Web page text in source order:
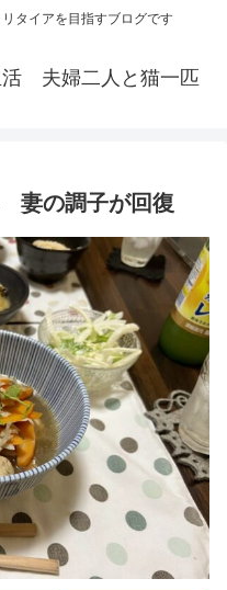
タイアを目指すブログです
活 夫婦二人と猫一匹
妻の調子が回復